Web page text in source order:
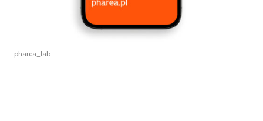
pharea_lab